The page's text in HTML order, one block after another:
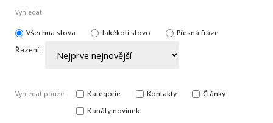
Sobre
Jogos MEMBROS
Vyhledat:
Všechna slova Jakékoli slovo
Přesná fráze
Řazení:
Vyhledat pouze: Kategorie Kontakty
Články
Kanály novinek